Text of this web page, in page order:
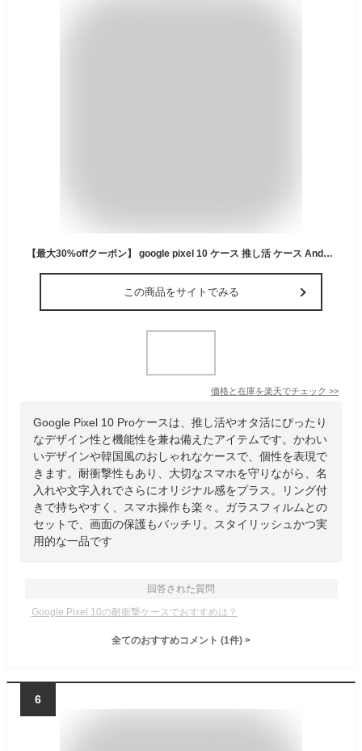
【最大30%offクーポン】 google pixel 10 ケース 推し活 ケース Android リング google pixel 10 pro ケース かわいい google pixel 10 フィルム Google Pixel 10 Pro ガラスフィルム グーグルピクセル10 ケース 耐衝撃 スマホケース 韓国 おしゃれ 名入れ 文字入れ オタ活
この商品をサイトでみる
価格と在庫を楽天でチェック >>
Google Pixel 10 Proケースは、推し活やオタ活にぴったり
なデザイン性と機能性を兼ね備えたアイテムです。かわい
いデザインや韓国風のおしゃれなケースで、個性を表現で
きます。耐衝撃性もあり、大切なスマホを守りながら、名
入れや文字入れでさらにオリジナル感をプラス。リング付
きで持ちやすく、スマホ操作も楽々。ガラスフィルムとの
セットで、画面の保護もバッチリ。スタイリッシュかつ実
用的な一品です
回答された質問
Google Pixel 10の耐衝撃ケースでおすすめは？
全てのおすすめコメント (1件) >
6